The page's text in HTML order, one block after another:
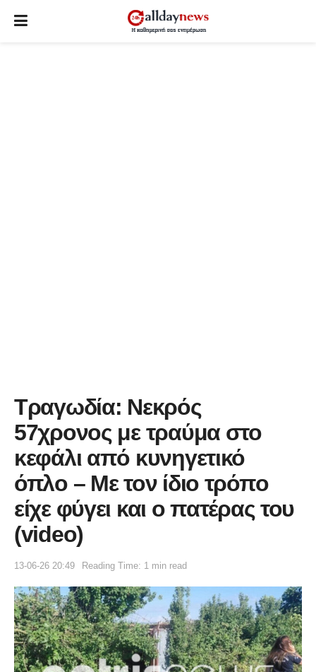
Τραγωδία: Νεκρός
57χρονος με τραύμα στο
κεφάλι από κυνηγετικό
όπλο – Με τον ίδιο τρόπο
είχε φύγει και ο πατέρας του
(video)
13-06-26 20:49 Reading Time: 1 min read